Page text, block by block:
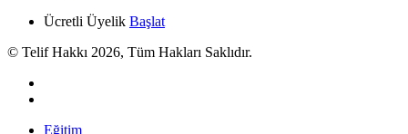
Ücretli Üyelik Başlat
© Telif Hakkı 2026, Tüm Hakları Saklıdır.
Eğitim